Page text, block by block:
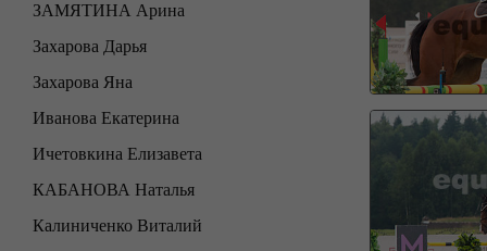
ЗАМЯТИНА Арина
Захарова Дарья
Захарова Яна
Иванова Екатерина
Ичетовкина Елизавета
КАБАНОВА Наталья
Калиниченко Виталий